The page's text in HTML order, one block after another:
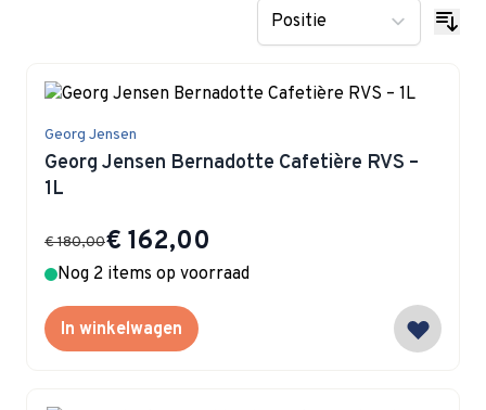
Georg Jensen
Georg Jensen Bernadotte Cafetière RVS –
1L
Special Price
€ 162,00
€ 180,00
Nog 2 items op voorraad
In winkelwagen